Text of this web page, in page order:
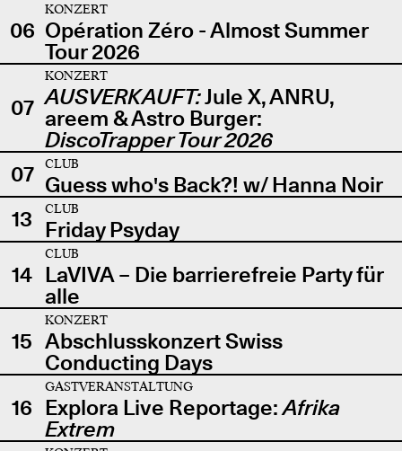
06
KONZERT
Opération Zéro - Almost Summer
Tour 2026
07
KONZERT
AUSVERKAUFT:Jule X, ANRU,
areem & Astro Burger:
DiscoTrapper Tour 2026
07
CLUB
Guess who's Back?! w/ Hanna Noir
13
CLUB
Friday Psyday
14
CLUB
LaVIVA – Die barrierefreie Party für
alle
15
KONZERT
Abschlusskonzert Swiss
Conducting Days
16
GASTVERANSTALTUNG
Explora Live Reportage:Afrika
Extrem